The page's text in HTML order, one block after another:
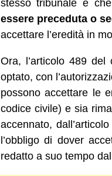
stesso tribunale e
essere preceduta o
accettare l’eredità in
Ora, l’articolo 489
optato, con
possono accettare le
codice civile) e sia
accennato,
l’obbligo di dover
redatto a suo tempo